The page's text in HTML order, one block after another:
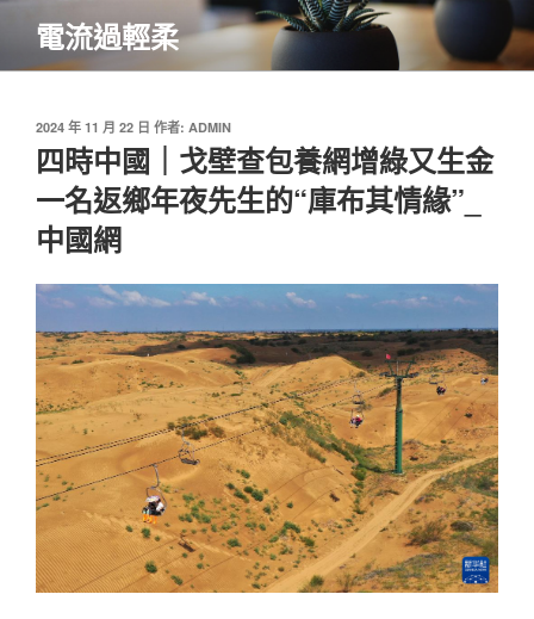
主
電流過輕柔
發
佈
於
2024 年 11 月 22 日 作者: ADMIN
四時中國｜戈壁查包養網增綠又生金
一名返鄉年夜先生的“庫布其情緣”_
中國網